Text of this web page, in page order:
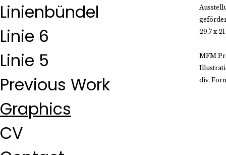
Linienbündel
Linie 6
Linie 5
Previous Work
Graphics
CV
29,7 x
MFM
div.